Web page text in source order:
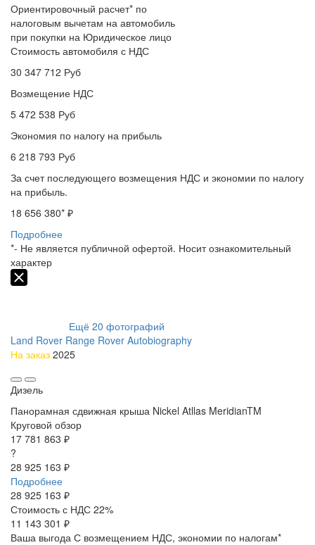
Ориентировочный расчет* по
налоговым вычетам на автомобиль
при покупки на Юридическое лицо
Стоимость автомобиля с НДС
30 347 712 Руб
Возмещение НДС
5 472 538 Руб
Экономия по налогу на прибыль
6 218 793 Руб
За счет последующего возмещения НДС и экономии по налогу
на прибыль.
18 656 380* ₽
Подробнее
*- Не является публичной офертой. Носит ознакомительный
характер
Ещё 20 фотографий
Land Rover Range Rover Autobiography
На заказ 2025
Дизель
Панорамная сдвижная крыша Nickel Atllas MeridianTM
Круговой обзор
17 781 863 ₽
?
28 925 163 ₽
Подробнее
28 925 163 ₽
Стоимость с НДС 22%
11 143 301 ₽
Ваша выгода С возмещением НДС, экономии по налогам*